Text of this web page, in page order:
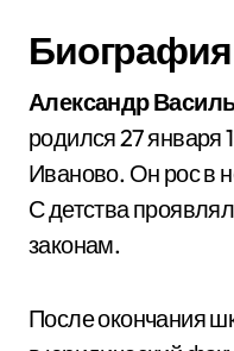
Биография
Александр
родился 27 января
Иваново. Он рос в
С детства
законам.
После окончания